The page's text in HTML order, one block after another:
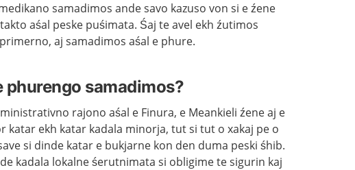
samadimos ande savo kazuso von si e źene
aśal peske puśimata. Śaj te avel ekh źutimos
aj samadimos aśal e phure.
phurengo samadimos?
rajono aśal e Finura, e Meankieli źene aj e
katar ekh katar kadala minorja, tut si tut o xakaj pe o
si dinde katar e bukjarne kon den duma peski śhib.
kadala lokalne śerutnimata si obligime te sigurin kaj